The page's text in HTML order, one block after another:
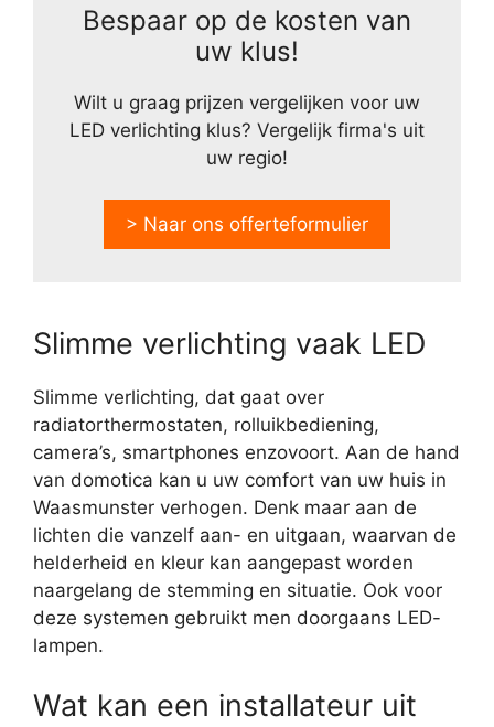
Bespaar op de kosten van
uw klus!
Wilt u graag prijzen vergelijken voor uw
LED verlichting klus? Vergelijk firma's uit
uw regio!
> Naar ons offerteformulier
Slimme verlichting vaak LED
Slimme verlichting, dat gaat over
radiatorthermostaten, rolluikbediening,
camera’s, smartphones enzovoort. Aan de hand
van domotica kan u uw comfort van uw huis in
Waasmunster verhogen. Denk maar aan de
lichten die vanzelf aan- en uitgaan, waarvan de
helderheid en kleur kan aangepast worden
naargelang de stemming en situatie. Ook voor
deze systemen gebruikt men doorgaans LED-
lampen.
Wat kan een installateur uit